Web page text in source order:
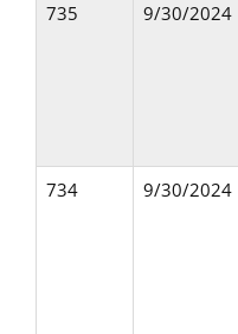
735
9/30/2024
734
9/30/2024